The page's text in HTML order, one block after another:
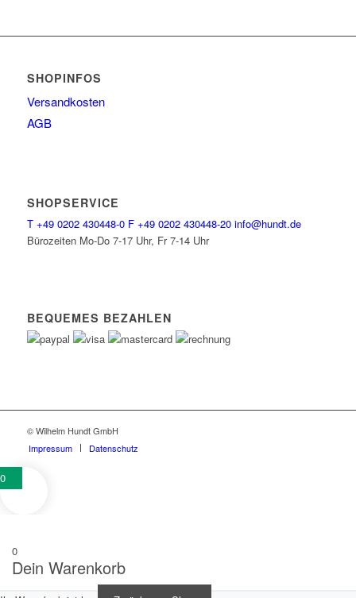
SHOPINFOS
Versandkosten
AGB
SHOPSERVICE
T +49 0202 430448-0 F +49 0202 430448-20 info@hundt.de
Bürozeiten Mo-Do 7-17 Uhr, Fr 7-14 Uhr
BEQUEMES BEZAHLEN
© Wilhelm Hundt GmbH
Impressum
Datenschutz
0
0
Dein Warenkorb